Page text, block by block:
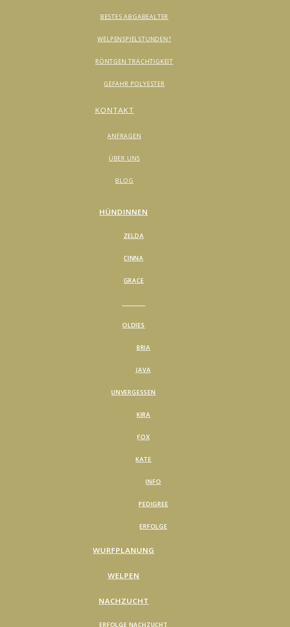
BESTES ABGABEALTER
WELPENSPIELSTUNDEN?
RÖNTGEN TRÄCHTIGKEIT
GEFAHR POLYESTER
KONTAKT
ANFRAGEN
ÜBER UNS
BLOG
HÜNDINNEN
ZELDA
CINNA
GRACE
OLDIES
BRIA
JAVA
UNVERGESSEN
KIRA
FOX
KATE
INFO
PEDIGREE
ERFOLGE
WURFPLANUNG
WELPEN
NACHZUCHT
ERFOLGE NACHZUCHT